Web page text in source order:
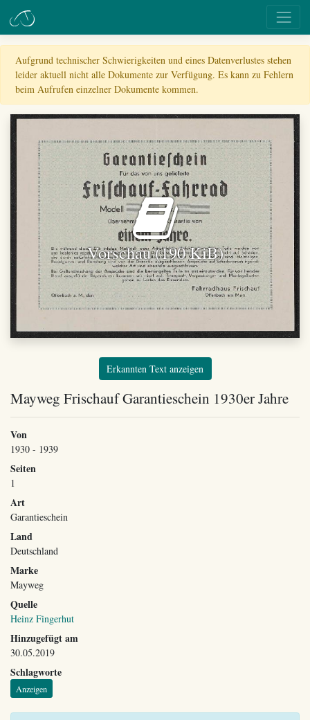
Aufgrund technischer Schwierigkeiten und eines Datenverlustes stehen
leider aktuell nicht alle Dokumente zur Verfügung. Es kann zu Fehlern
beim Aufrufen einzelner Dokumente kommen.
Vorschau (190 KiB)
Erkannten Text anzeigen
Mayweg Frischauf Garantieschein 1930er Jahre
Von
1930 - 1939
Seiten
1
Art
Garantieschein
Land
Deutschland
Marke
Mayweg
Quelle
Heinz Fingerhut
Hinzugefügt am
30.05.2019
Schlagworte
Anzeigen